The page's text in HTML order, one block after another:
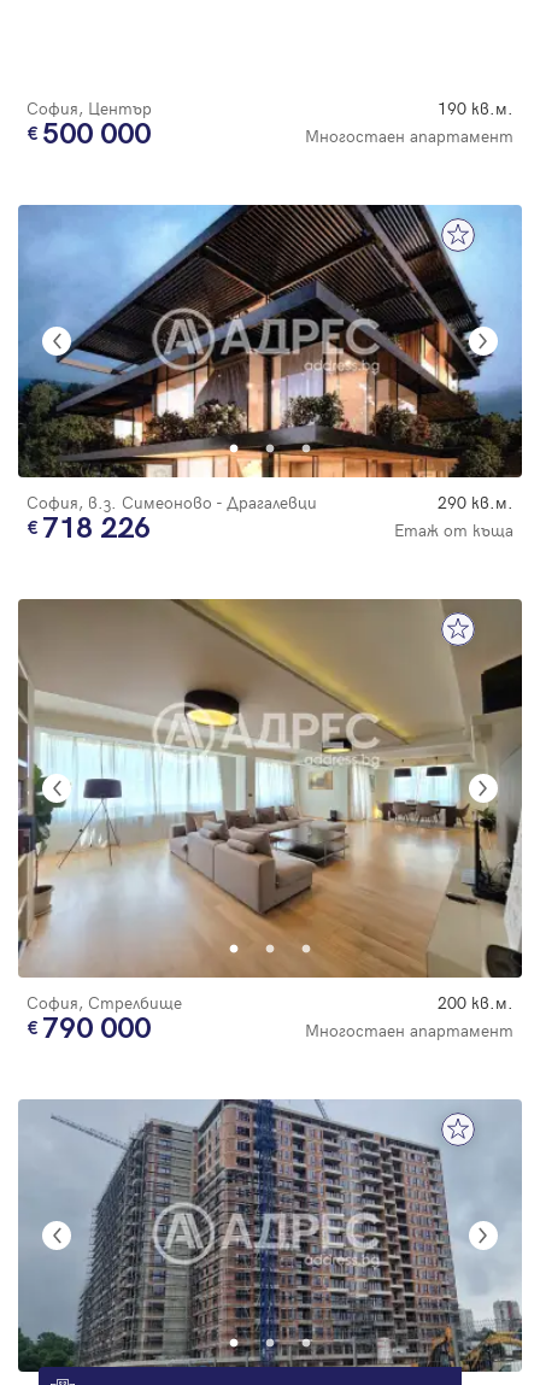
София, Център 190 кв.м.
500 000 Многостаен апартамент
София, в.з. Симеоново - Драгалевци 290 кв.м.
718 226 Етаж от къща
София, Стрелбище 200 кв.м.
790 000 Многостаен апартамент